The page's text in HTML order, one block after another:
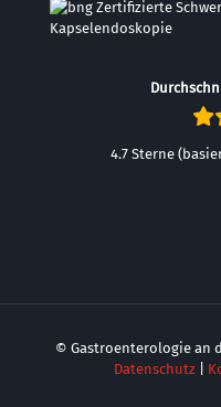
4.7 Sterne
© Gastroenterologie an
Datenschutz|